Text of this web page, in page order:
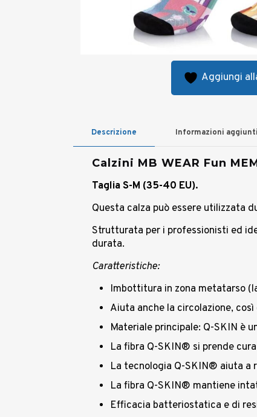
Aggiungi
Descrizione Informazioni
Calzini MB WEAR Fun
Taglia S-M (35-40 EU).
Questa calza può essere utilizzata
Strutturata per i professionisti ed
durata.
Caratteristiche:
Imbottitura in zona metatarso
Aiuta anche la circolazione,
Materiale principale: Q-SKIN è
La fibra Q-SKIN® si prende
La tecnologia Q-SKIN® aiuta a
La fibra Q-SKIN® mantiene
Efficacia batteriostatica e di